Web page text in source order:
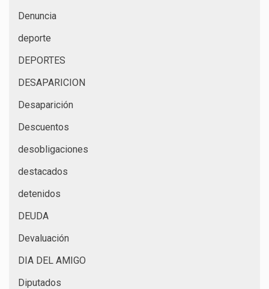
Denuncia
deporte
DEPORTES
DESAPARICION
Desaparición
Descuentos
desobligaciones
destacados
detenidos
DEUDA
Devaluación
DIA DEL AMIGO
Diputados